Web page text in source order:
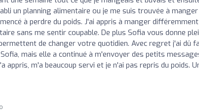
un planning alimentaire ou je me suis trouvée à
à perdre du poids. J'ai appris à manger
sans me sentir coupable. De plus Sofia vous donne
de changer votre quotidien. Avec regret j'ai dû
mais elle a continué à m'envoyer des petits
m'a beaucoup servi et je n'ai pas repris du poids.